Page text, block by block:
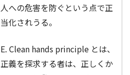
人への危害を防ぐという点で正
当化されうる。
E. Clean hands principle とは、
正義を探求する者は、正しくか